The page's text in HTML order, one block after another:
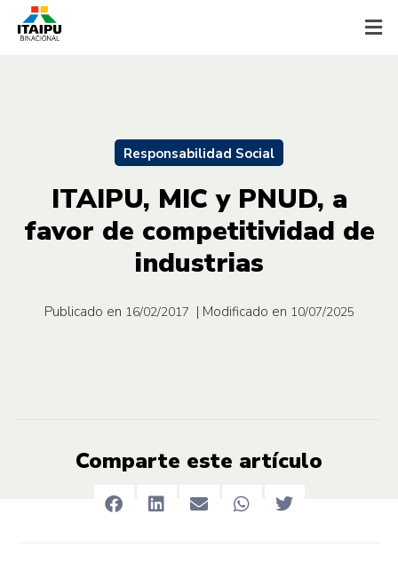
Responsabilidad Social
ITAIPU, MIC y PNUD, a
favor de competitividad de
industrias
Publicado en 16/02/2017 | Modificado en 10/07/2025
Comparte este artículo